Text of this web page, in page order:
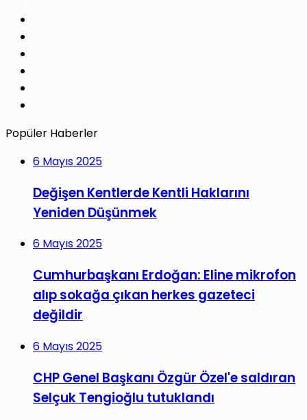
Popüler Haberler
6 Mayıs 2025
Değişen Kentlerde Kentli Haklarını
Yeniden Düşünmek
6 Mayıs 2025
Cumhurbaşkanı Erdoğan: Eline mikrofon
alıp sokağa çıkan herkes gazeteci
değildir
6 Mayıs 2025
CHP Genel Başkanı Özgür Özel'e saldıran
Selçuk Tengioğlu tutuklandı